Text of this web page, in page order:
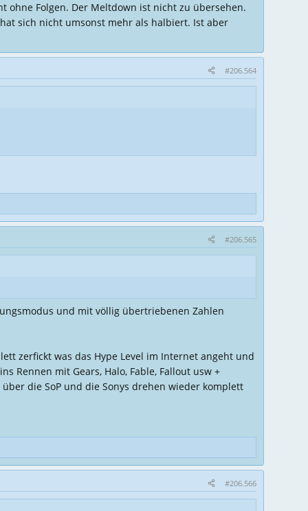
ohne Folgen. Der Meltdown ist nicht zu übersehen.
sich nicht umsonst mehr als halbiert. Ist aber
#206.564
#206.565
und mit völlig übertriebenen Zahlen
zerfickt was das Hype Level im Internet angeht und
Rennen mit Gears, Halo, Fable, Fallout usw +
die SoP und die Sonys drehen wieder komplett
#206.566